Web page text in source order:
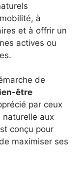
à
et à offrir un
actives ou
de
être
par ceux
naturelle aux
conçu pour
maximiser ses